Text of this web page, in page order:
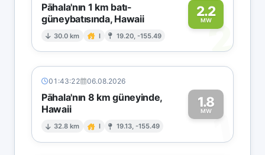
Pāhala'nın 1 km batı-
güneybatısında, Hawaii
30.0 km I 19.20, -155.49
2.2
MW2
01:43:22 06.08.2026
Pāhala'nın 8 km güneyinde,
Hawaii
32.8 km I 19.13, -155.49
1.8
MW1